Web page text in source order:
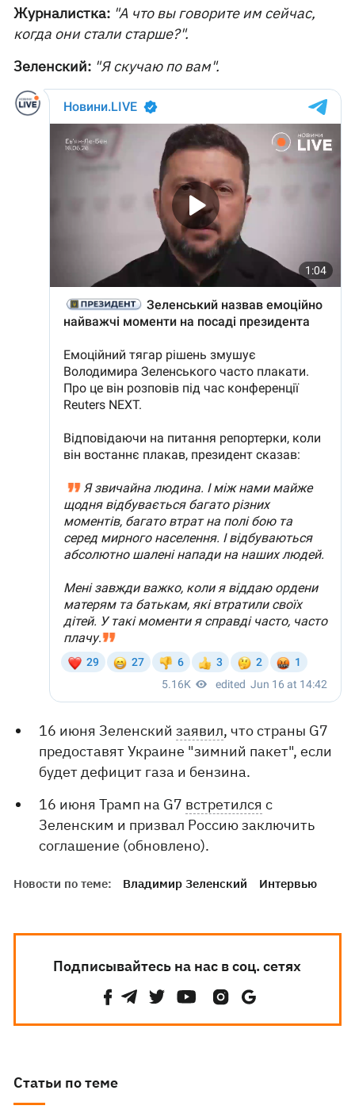
Журналистка: "А что вы говорите им сейчас,
когда они стали старше?".
Зеленский: "Я скучаю по вам".
16 июня Зеленскийзаявил, что страны G7
предоставят Украине "зимний пакет", если
будет дефицит газа и бензина.
16 июня Трамп на G7 встретился с
Зеленским и призвал Россию заключить
соглашение (обновлено).
Новости по теме: Владимир Зеленский Интервью
Подписывайтесь на нас в соц. сетях
Статьи по теме